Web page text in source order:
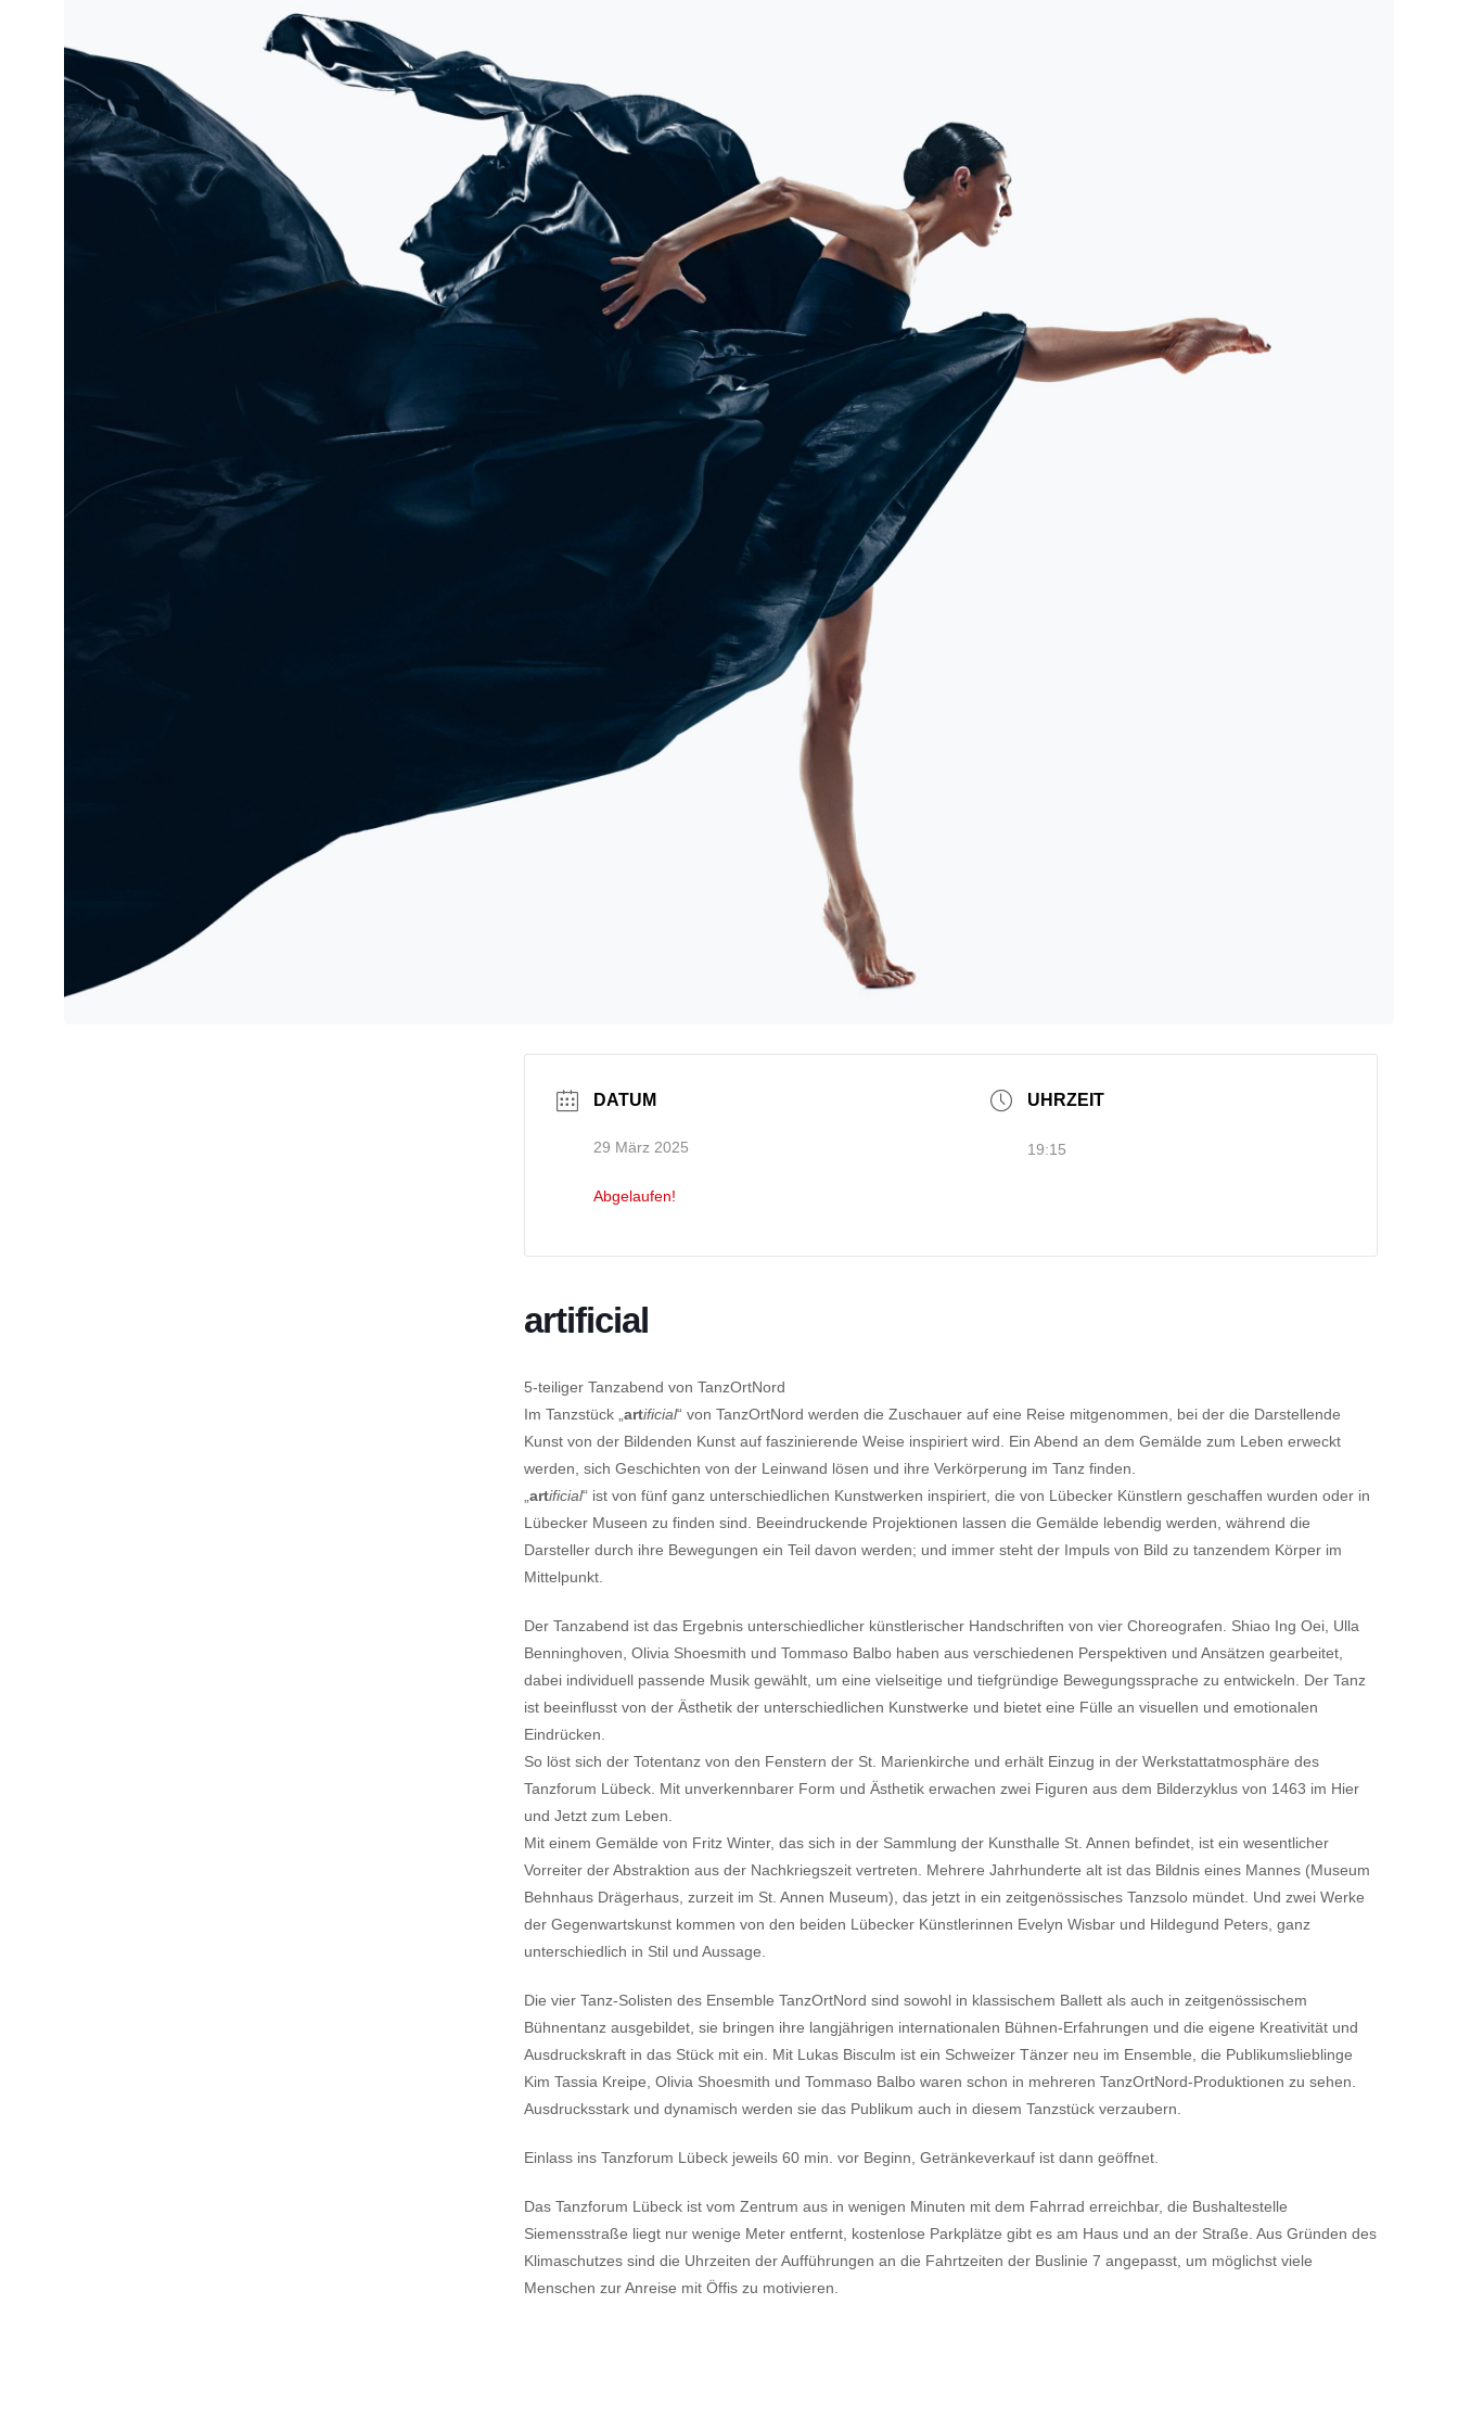
DATUM
29 März 2025
Abgelaufen!
UHRZEIT
19:15
artificial
5-teiliger Tanzabend von TanzOrtNord
Im Tanzstück „ artificial“ von TanzOrtNord werden die Zuschauer auf eine Reise mitgenommen, bei der die Darstellende
Kunst von der Bildenden Kunst auf faszinierende Weise inspiriert wird. Ein Abend an dem Gemälde zum Leben erweckt
werden, sich Geschichten von der Leinwand lösen und ihre Verkörperung im Tanz finden.
artificial“ ist von fünf ganz unterschiedlichen Kunstwerken inspiriert, die von Lübecker Künstlern geschaffen wurden oder in
Lübecker Museen zu finden sind. Beeindruckende Projektionen lassen die Gemälde lebendig werden, während die
Darsteller durch ihre Bewegungen ein Teil davon werden; und immer steht der Impuls von Bild zu tanzendem Körper im
Mittelpunkt.
Der Tanzabend ist das Ergebnis unterschiedlicher künstlerischer Handschriften von vier Choreografen. Shiao Ing Oei, Ulla
Benninghoven, Olivia Shoesmith und Tommaso Balbo haben aus verschiedenen Perspektiven und Ansätzen gearbeitet,
dabei individuell passende Musik gewählt, um eine vielseitige und tiefgründige Bewegungssprache zu entwickeln. Der Tanz
ist beeinflusst von der Ästhetik der unterschiedlichen Kunstwerke und bietet eine Fülle an visuellen und emotionalen
Eindrücken.
So löst sich der Totentanz von den Fenstern der St. Marienkirche und erhält Einzug in der Werkstattatmosphäre des
Tanzforum Lübeck. Mit unverkennbarer Form und Ästhetik erwachen zwei Figuren aus dem Bilderzyklus von 1463 im Hier
und Jetzt zum Leben.
Mit einem Gemälde von Fritz Winter, das sich in der Sammlung der Kunsthalle St. Annen befindet, ist ein wesentlicher
Vorreiter der Abstraktion aus der Nachkriegszeit vertreten. Mehrere Jahrhunderte alt ist das Bildnis eines Mannes (Museum
Behnhaus Drägerhaus, zurzeit im St. Annen Museum), das jetzt in ein zeitgenössisches Tanzsolo mündet. Und zwei Werke
der Gegenwartskunst kommen von den beiden Lübecker Künstlerinnen Evelyn Wisbar und Hildegund Peters, ganz
unterschiedlich in Stil und Aussage.
Die vier Tanz-Solisten des Ensemble TanzOrtNord sind sowohl in klassischem Ballett als auch in zeitgenössischem
Bühnentanz ausgebildet, sie bringen ihre langjährigen internationalen Bühnen-Erfahrungen und die eigene Kreativität und
Ausdruckskraft in das Stück mit ein. Mit Lukas Bisculm ist ein Schweizer Tänzer neu im Ensemble, die Publikumslieblinge
Kim Tassia Kreipe, Olivia Shoesmith und Tommaso Balbo waren schon in mehreren TanzOrtNord-Produktionen zu sehen.
Ausdrucksstark und dynamisch werden sie das Publikum auch in diesem Tanzstück verzaubern.
Einlass ins Tanzforum Lübeck jeweils 60 min. vor Beginn, Getränkeverkauf ist dann geöffnet.
Das Tanzforum Lübeck ist vom Zentrum aus in wenigen Minuten mit dem Fahrrad erreichbar, die Bushaltestelle
Siemensstraße liegt nur wenige Meter entfernt, kostenlose Parkplätze gibt es am Haus und an der Straße. Aus Gründen des
Klimaschutzes sind die Uhrzeiten der Aufführungen an die Fahrtzeiten der Buslinie 7 angepasst, um möglichst viele
Menschen zur Anreise mit Öffis zu motivieren.